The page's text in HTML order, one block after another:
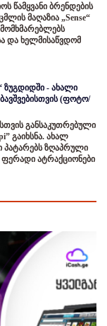
წამყვანი ბრენდების
მაღაზია „Sense“
და ხელმისაწვდომ
ზუგდიდში - ახალი
(ფოტო/
განსაკუთრებული
გაიხსნა. ახალ
პატარებს ზღაპრული
ფერადი ატრაქციონები